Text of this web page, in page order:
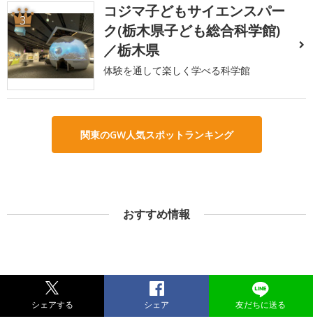
3
コジマ子どもサイエンスパー
ク(栃木県子ども総合科学館)
／栃木県
体験を通して楽しく学べる科学館
関東のGW人気スポットランキング
おすすめ情報
シェアする シェア 友だちに送る